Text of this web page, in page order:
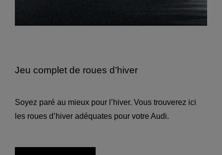
Jeu complet de roues d’hiver
Soyez paré au mieux pour l’hiver. Vous trouverez ici
les roues d’hiver adéquates pour votre Audi.